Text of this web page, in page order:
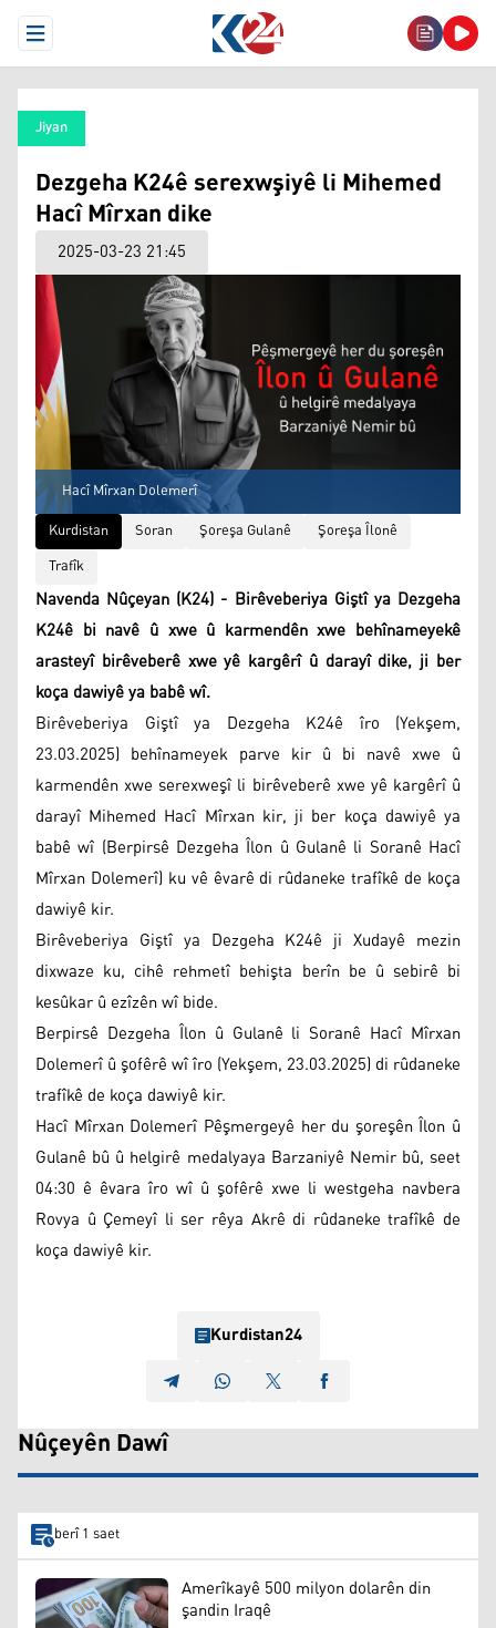
Open Menu
Jiyan
Dezgeha K24ê serexwşiyê li Mihemed
Hacî Mîrxan dike
2025-03-23 21:45
Hacî Mîrxan Dolemerî
Kurdistan
Soran Şoreşa Gulanê
Şoreşa Îlonê
Trafîk
Navenda Nûçeyan (K24) - Birêveberiya Giştî ya Dezgeha
K24ê bi navê û xwe û karmendên xwe behînameyekê
arasteyî birêveberê xwe yê kargêrî û darayî dike, ji ber
koça dawiyê ya babê wî.
Birêveberiya Giştî ya Dezgeha K24ê îro (Yekşem,
23.03.2025) behînameyek parve kir û bi navê xwe û
karmendên xwe serexweşî li birêveberê xwe yê kargêrî û
darayî Mihemed Hacî Mîrxan kir, ji ber koça dawiyê ya
babê wî (Berpirsê Dezgeha Îlon û Gulanê li Soranê Hacî
Mîrxan Dolemerî) ku vê êvarê di rûdaneke trafîkê de koça
dawiyê kir.
Birêveberiya Giştî ya Dezgeha K24ê ji Xudayê mezin
dixwaze ku, cihê rehmetî behişta berîn be û sebirê bi
kesûkar û ezîzên wî bide.
Berpirsê Dezgeha Îlon û Gulanê li Soranê Hacî Mîrxan
Dolemerî û şofêrê wî îro (Yekşem, 23.03.2025) di rûdaneke
trafîkê de koça dawiyê kir.
Hacî Mîrxan Dolemerî Pêşmergeyê her du şoreşên Îlon û
Gulanê bû û helgirê medalyaya Barzaniyê Nemir bû, seet
04:30 ê êvara îro wî û şofêrê xwe li westgeha navbera
Rovya û Çemeyî li ser rêya Akrê di rûdaneke trafîkê de
koça dawiyê kir.
Kurdistan24
Nûçeyên Dawî
berî 1 saet
Amerîkayê 500 milyon dolarên din
şandin Iraqê